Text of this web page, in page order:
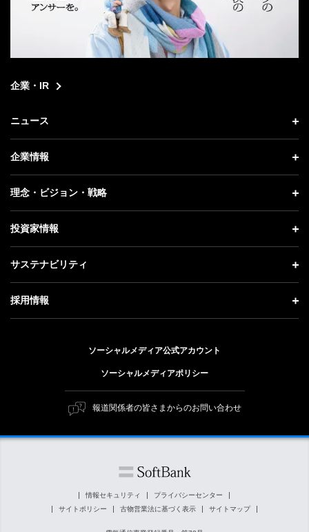
企業・IR
ニュース
ニュース トップ
プレスリリース
更新情報
記者説明会
企業情報
企業情報 トップ
社長メッセージ
事業紹介
ガバナンス
理念・ビジョン・戦略
理念・ビジョン・戦略 トップ
成長戦略「Activate AI for Society」
人材戦略
投資家情報
投資家情報 トップ
経営方針
個人投資家の皆さまへ
株式と社債について
サステナビリティ
サステナビリティ トップ
トップメッセージ
ESG方針・体制
マテリアリティ（重要課題）
ESGの主な取り組み
外部評価・イニシアチブ
採用情報
障がい者採用
ソフトバンク クルー採用
ソーシャルメディア公式アカウント
ソーシャルメディアポリシー
報道関係者の皆さまからのお問い合わせ
情報セキュリティ
プライバシーセンター
サイトポリシー
古物営業法に基づく表示 サイトマップ